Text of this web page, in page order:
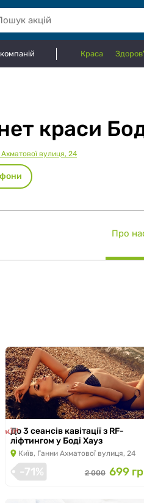
Краса
краси
вулиця, 24
Про
До 3 сеансів кавітації з RF-
ліфтингом у Боді Хауз
Київ, Ганни Ахматової вулиця, 24
-71% 2 000 699